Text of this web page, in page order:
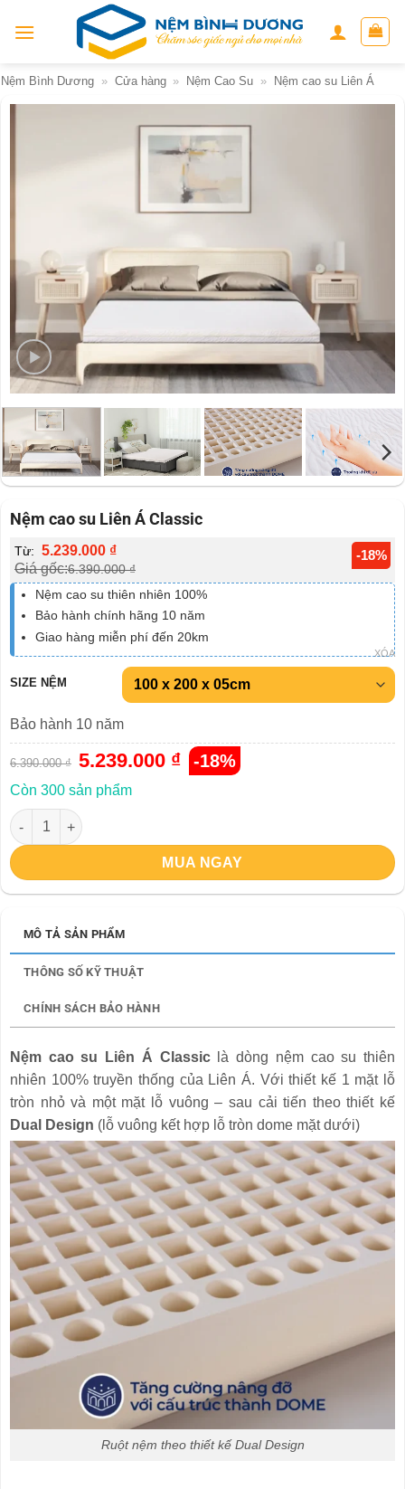
Nệm Bình Dương » Cửa hàng » Nệm Cao Su » Nệm cao su Liên Á
Nệm cao su Liên Á Classic
Từ: 5.239.000 ₫
Giá gốc:6.390.000₫
-18%
Nệm cao su thiên nhiên 100%
Bảo hành chính hãng 10 năm
Giao hàng miễn phí đến 20km
SIZE NỆM
XÓA
Bảo hành 10 năm
6.390.000₫
Giá
gốc
6.390.000 ₫.
5.239.000 ₫Giá
hiện
tại
-18%
Còn 300 sản phẩm
Nệm cao su Liên Á Classic số lượng
MUA NGAY
MÔ TẢ SẢN PHẨM
THÔNG SỐ KỸ THUẬT
CHÍNH SÁCH BẢO HÀNH
Nệm cao su Liên Á Classic
là dòng nệm cao su thiên
nhiên 100% truyền thống của Liên Á. Với thiết kế 1 mặt lỗ
tròn nhỏ và một mặt lỗ vuông – sau cải tiến theo thiết kế
Dual Design (lỗ vuông kết hợp lỗ tròn dome mặt dưới)
Ruột nệm theo thiết kế Dual Design